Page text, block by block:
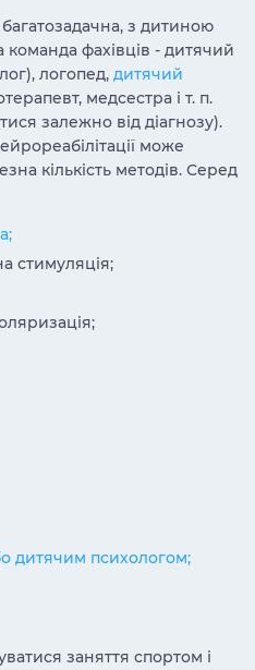
з дитиною
фахівців - дитячий
логопед, дитячий
медсестра і т. п.
залежно від діагнозу).
може
кількість методів. Серед
стимуляція;
дитячим психологом;
заняття спортом і